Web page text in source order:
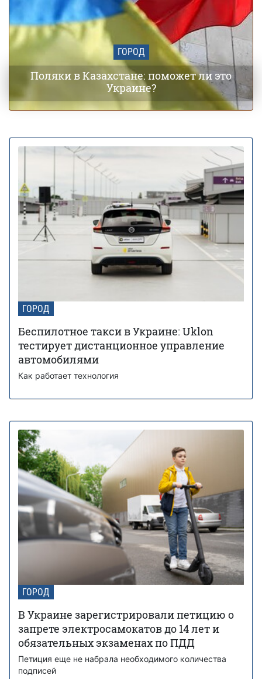
ГОРОД
Поляки в Казахстане: поможет ли это
Украине?
ГОРОД
Беспилотное такси в Украине: Uklon
тестирует дистанционное управление
автомобилями
Как работает технология
ГОРОД
В Украине зарегистрировали петицию о
запрете электросамокатов до 14 лет и
обязательных экзаменах по ПДД
Петиция еще не набрала необходимого количества
подписей